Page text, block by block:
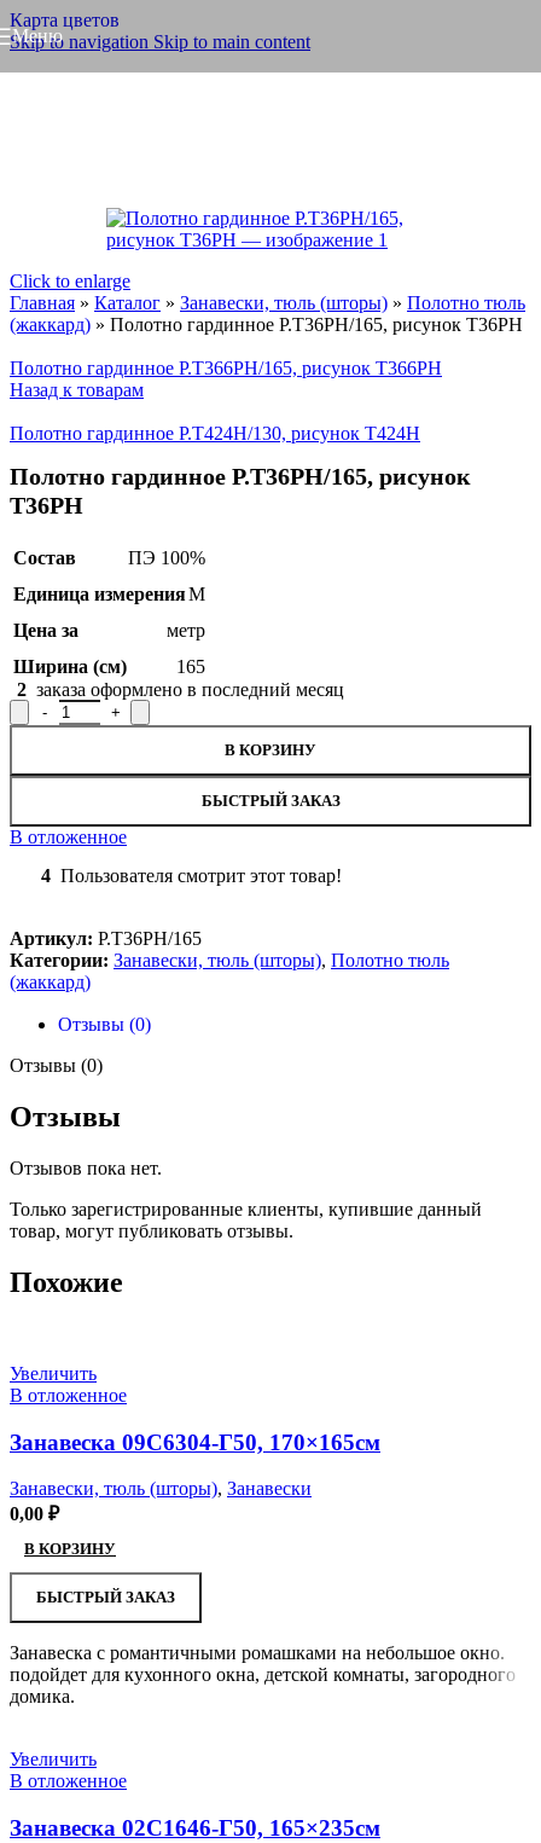
Карта цветов
Skip to navigation Skip to main content
Меню
Click to enlarge
Главная » Каталог » Занавески, тюль (шторы) » Полотно тюль
(жаккард) » Полотно гардинное Р.Т36РН/165, рисунок Т36РН
Полотно гардинное Р.Т366РН/165, рисунок Т366РН
Назад к товарам
Полотно гардинное Р.Т424Н/130, рисунок Т424Н
Полотно гардинное Р.Т36РН/165, рисунок
Т36РН
Состав
ПЭ 100%
Единица измеренияМ
Цена за
метр
Ширина (см)
165
2 заказа оформлено в последний месяц
Количество товара Полотно гардинное Р.Т36РН/165, рисунок
В КОРЗИНУ
БЫСТРЫЙ ЗАКАЗ
В отложенное
4 Пользователя смотрит этот товар!
Артикул: Р.Т36РН/165
Категории: Занавески, тюль (шторы), Полотно тюль
(жаккард)
Отзывы (0)
Отзывы (0)
Отзывы
Отзывов пока нет.
Только зарегистрированные клиенты, купившие данный
товар, могут публиковать отзывы.
Похожие
Увеличить
В отложенное
Занавеска 09С6304-Г50, 170×165см
Занавески, тюль (шторы), Занавески
0,00 ₽
В КОРЗИНУ
БЫСТРЫЙ ЗАКАЗ
Занавеска с романтичными ромашками на небольшое окно.
подойдет для кухонного окна, детской комнаты, загородного
домика.
Увеличить
В отложенное
Занавеска 02С1646-Г50, 165×235см